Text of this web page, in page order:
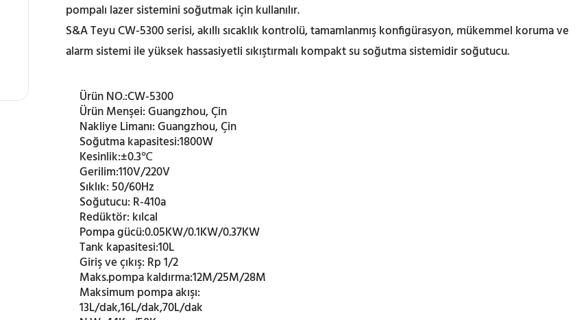
pompalı lazer sistemini soğutmak için kullanılır.
S&A Teyu CW-5300 serisi, akıllı sıcaklık kontrolü, tamamlanmış konfigürasyon, mükemmel koruma ve
alarm sistemi ile yüksek hassasiyetli sıkıştırmalı kompakt su soğutma sistemidir soğutucu.
Ürün NO.:CW-5300
Ürün Menşei:Guangzhou, Çin
Nakliye Limanı:Guangzhou, Çin
Soğutma kapasitesi:1800W
Kesinlik:±0.3℃
Gerilim:110V/220V
Sıklık:50/60Hz
Soğutucu:R-410a
Redüktör:kılcal
Pompa gücü:0.05KW/0.1KW/0.37KW
Tank kapasitesi:10L
Giriş ve çıkış:Rp 1/2
Maks.pompa kaldırma:12M/25M/28M
Maksimum pompa akışı:
13L/dak,16L/dak,70L/dak